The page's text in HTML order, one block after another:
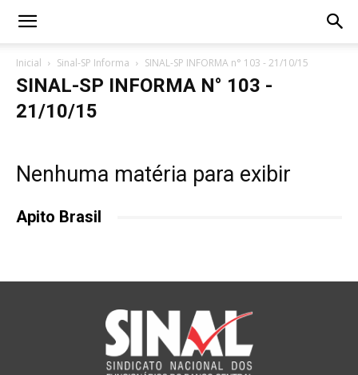
Inicial Sinal-SP Informa SINAL-SP INFORMA n° 103 - 21/10/15
SINAL-SP INFORMA N° 103 -
21/10/15
Nenhuma matéria para exibir
Apito Brasil